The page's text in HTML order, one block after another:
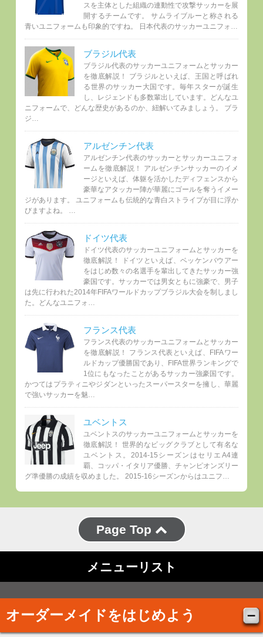
スを主体とした組織の連動性で攻撃サッカーを展
開するチームです。 サムライブルーと称される
青いユニフォームも印象的ですね。 日本代表のサッカーユニフォ…
ブラジル代表
ブラジル代表のサッカーユニフォームとサッカー
を徹底解説！ ブラジルといえば、王国と呼ばれ
る世界のサッカー大国です。毎年スターが誕生
し、レジェンドも多数輩出しています。どんなユ
ニフォームで、どんな歴史があるのか、紐解いてみましょう。 ブラ
ジ…
アルゼンチン代表
アルゼンチン代表のサッカーとサッカーユニフォ
ームを徹底解説！ アルゼンチンサッカーのイメ
ージといえば、体躯を活かしたディフェンスから
豪華なアタッカー陣が華麗にゴールを奪うイメー
ジがあります。 ユニフォームも伝統的な青白ストライプが目に浮か
びますよね。 …
ドイツ代表
ドイツ代表のサッカーユニフォームとサッカーを
徹底解説！ ドイツといえば、ベッケンバウアー
をはじめ数々の名選手を輩出してきたサッカー強
豪国です。サッカーでは男女ともに強豪で、男子
は先に行われた2014年FIFAワールドカップブラジル大会を制しまし
た。どんなユニフォ…
フランス代表
フランス代表のサッカーユニフォームとサッカー
を徹底解説！ フランス代表といえば、FIFAワー
ルドカップ優勝国であり、FIFA世界ランキングで
1位にもなったことがあるサッカー強豪国です。
かつてはプラティニやジダンといったスーパースターを擁し、華麗
で強いサッカーを魅…
ユベントス
ユベントスのサッカーユニフォームとサッカーを
徹底解説！ 世界的なビッグクラブとして有名な
ユベントス。2014-15シーズンはセリエA4連
覇、コッパ・イタリア優勝、チャンピオンズリー
グ準優勝の成績を収めました。 2015-16シーズンからはユニフ…
Page Top
メニューリスト
オーダーメイドをはじめよう